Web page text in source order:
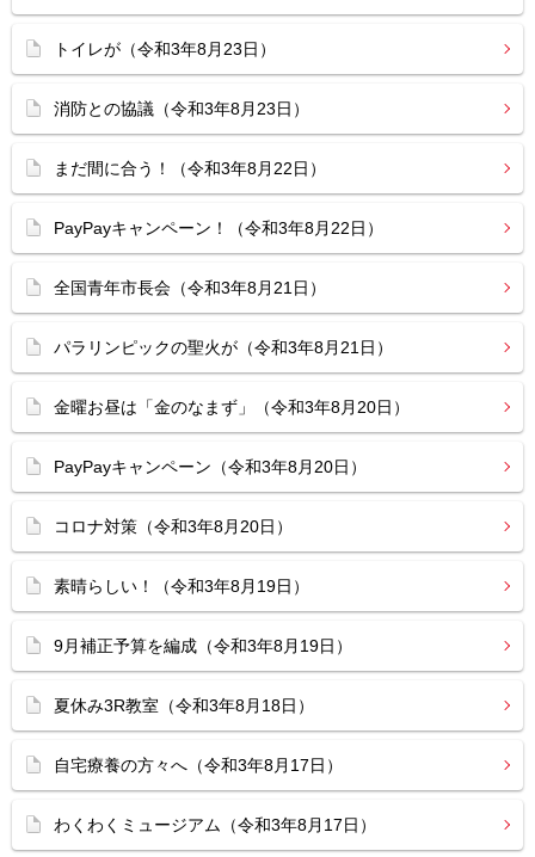
トイレが（令和3年8月23日）
消防との協議（令和3年8月23日）
まだ間に合う！（令和3年8月22日）
PayPayキャンペーン！（令和3年8月22日）
全国青年市長会（令和3年8月21日）
パラリンピックの聖火が（令和3年8月21日）
金曜お昼は「金のなまず」（令和3年8月20日）
PayPayキャンペーン（令和3年8月20日）
コロナ対策（令和3年8月20日）
素晴らしい！（令和3年8月19日）
9月補正予算を編成（令和3年8月19日）
夏休み3R教室（令和3年8月18日）
自宅療養の方々へ（令和3年8月17日）
わくわくミュージアム（令和3年8月17日）